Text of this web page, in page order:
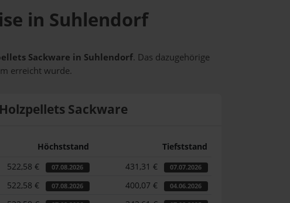
in Suhlendorf
Sackware in Suhlendorf. Das dazugehörige
erreicht wurde.
Holzpellets Sackware
Höchststand
Tiefststand
522,58 € 07.08.2026 431,31 € 07.07.2026
522,58 € 07.08.2026 400,07 € 04.06.2026